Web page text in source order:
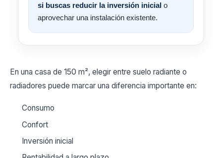
si buscas reducir la inversión inicial o
aprovechar una instalación existente.
En una casa de 150 m², elegir entre suelo radiante o
radiadores puede marcar una diferencia importante en:
Consumo
Confort
Inversión inicial